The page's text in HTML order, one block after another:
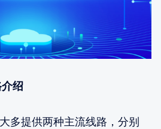
绍
多提供两种主流线路，分别